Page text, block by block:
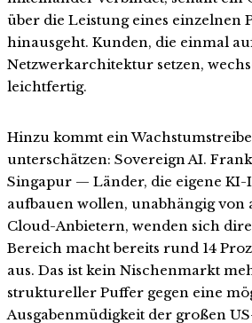
über die Leistung eines einzelnen
hinausgeht. Kunden, die einmal
Netzwerkarchitektur setzen,
leichtfertig.
Hinzu kommt ein
unterschätzen: Sovereign AI.
Singapur — Länder, die eigene
aufbauen wollen, unabhängig
Cloud-Anbietern, wenden sich
Bereich macht bereits rund 14
aus. Das ist kein Nischenmarkt
struktureller Puffer gegen eine
Ausgabenmüdigkeit der großen